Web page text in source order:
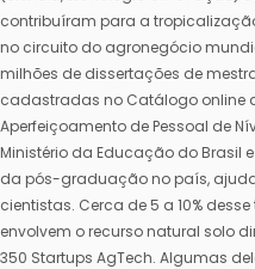
contribuíram para a
no circuito do agronegócio
milhões de dissertações de
cadastradas no Catálogo online
Aperfeiçoamento de Pessoal de
Ministério da Educação do Brasil
da pós-graduação no país,
cientistas. Cerca de 5 a 10%
envolvem o recurso natural solo
350 Startups AgTech. Algumas